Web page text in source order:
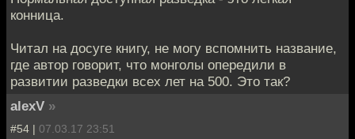
конница.
Читал на досуге книгу, не могу вспомнить название,
где автор говорит, что монголы опередили в
развитии разведки всех лет на 500. Это так?
alexV »
#54 | 07.03.17 23:51